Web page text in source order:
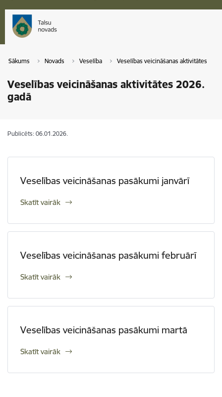
Sākums Novads Veselība Veselības veicināšanas aktivitātes
Veselības veicināšanas aktivitātes 2026.
gadā
Publicēts: 06.01.2026.
Veselības veicināšanas pasākumi janvārī
Skatīt vairāk
Veselības veicināšanas pasākumi februārī
Skatīt vairāk
Veselības veicināšanas pasākumi martā
Skatīt vairāk